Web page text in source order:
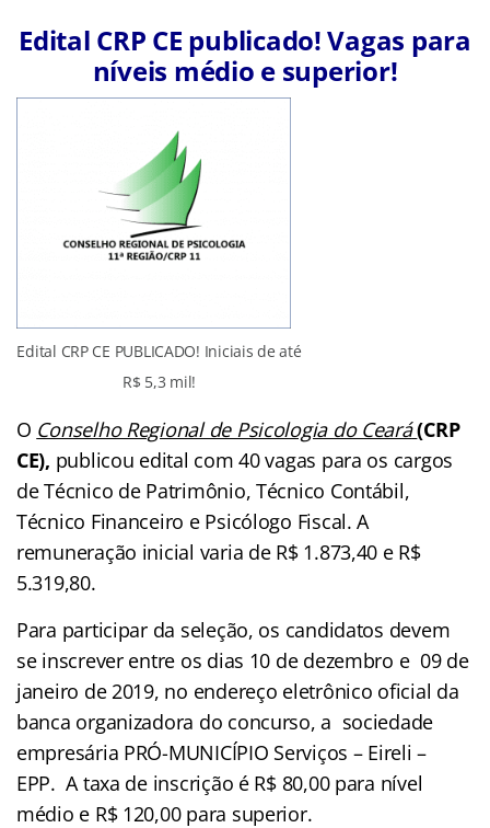
Edital CRP CE publicado! Vagas para
níveis médio e superior!
Edital CRP CE PUBLICADO! Iniciais de até
R$ 5,3 mil!
O Conselho Regional de Psicologia do Ceará(CRP
CE), publicou edital com 40 vagas para os cargos
de Técnico de Patrimônio, Técnico Contábil,
Técnico Financeiro e Psicólogo Fiscal. A
remuneração inicial varia de R$ 1.873,40 e R$
5.319,80.
Para participar da seleção, os candidatos devem
se inscrever entre os dias 10 de dezembro e 09 de
janeiro de 2019, no endereço eletrônico oficial da
banca organizadora do concurso, a sociedade
empresária PRÓ-MUNICÍPIO Serviços – Eireli –
EPP. A taxa de inscrição é R$ 80,00 para nível
médio e R$ 120,00 para superior.